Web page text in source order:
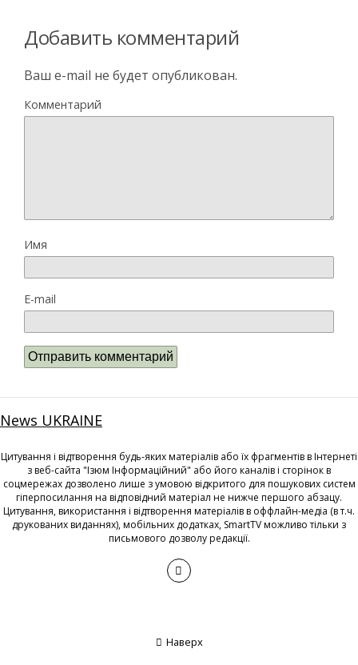
Добавить комментарий
Ваш e-mail не будет опубликован.
Комментарий
Имя
E-mail
News UKRAINE
Цитування і відтворення будь-яких матеріалів або їх фрагментів в Інтернеті
з веб-сайта "Ізюм Інформаційний" або його каналів і сторінок в
соцмережах дозволено лише з умовою відкритого для пошукових систем
гіперпосилання на відповідний матеріал не нижче першого абзацу.
Цитування, використання і відтворення матеріалів в оффлайн-медіа (в т.ч.
друкованих виданнях), мобільних додатках, SmartTV можливо тільки з
письмового дозволу редакції.
Наверх